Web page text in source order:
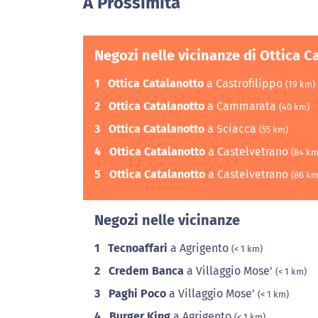
Negozi nelle vicinanze di Ottica
1 Ottica Catalanotto a Castrofilippo (19 km)
2 Ottica Catalanotto a Cammarata (40 km)
3 Ottica Catalanotto a Sciacca (55 km)
4 Ottica Catalanotto a Castelvetrano (84
5 Ottica Catalanotto a Castelvetrano (86
Negozi nelle vicinanze
1 Tecnoaffari a Agrigento (< 1 km)
2 Credem Banca a Villaggio Mose' (< 1 km)
3 Paghi Poco a Villaggio Mose' (< 1 km)